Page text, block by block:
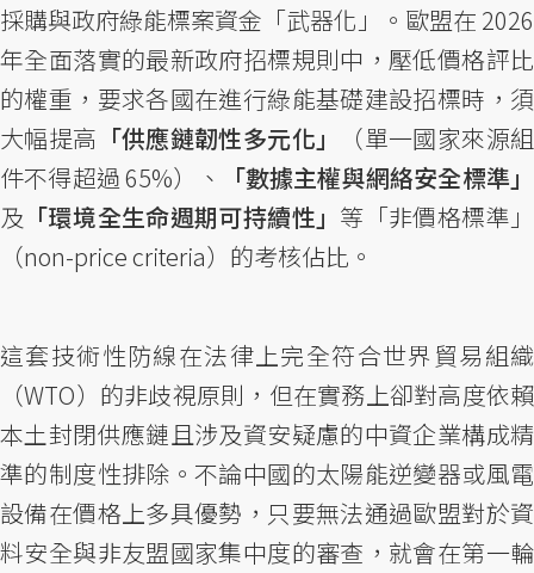
採購與政府綠能標案資金「武器化」。歐盟在 2026
年全面落實的最新政府招標規則中，壓低價格評比
的權重，要求各國在進行綠能基礎建設招標時，須
大幅提高 「供應鏈韌性多元化」
（單一國家來源組
件不得超過 65%）、
「數據主權與網絡安全標準」
及 「環境全生命週期可持續性」 等「非價格標準」
（non-price criteria）的考核佔比。
這套技術性防線在法律上完全符合世界貿易組織
（WTO）的非歧視原則，但在實務上卻對高度依賴
本土封閉供應鏈且涉及資安疑慮的中資企業構成精
準的制度性排除。不論中國的太陽能逆變器或風電
設備在價格上多具優勢，只要無法通過歐盟對於資
料安全與非友盟國家集中度的審查，就會在第一輪